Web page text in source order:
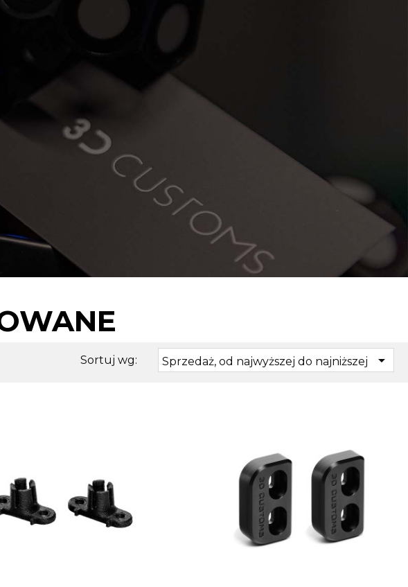
Sortuj wg: Sprzedaż, od najwyższej do najniższej 